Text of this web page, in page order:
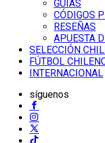
GUÍAS
CÓDIGOS
RESEÑAS
APUESTA
SELECCIÓN
FÚTBOL
INTERNACIONAL
síguenos